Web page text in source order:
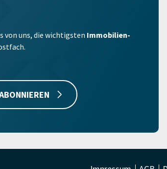
von uns, die wichtigsten Immobilien-